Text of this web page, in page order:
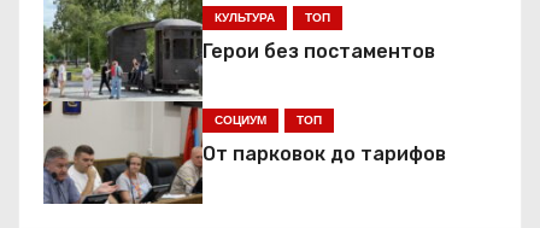
ц
и
я
п
КУЛЬТУРА ТОП
Герои без постаментов
СОЦИУМ ТОП
От парковок до тарифов